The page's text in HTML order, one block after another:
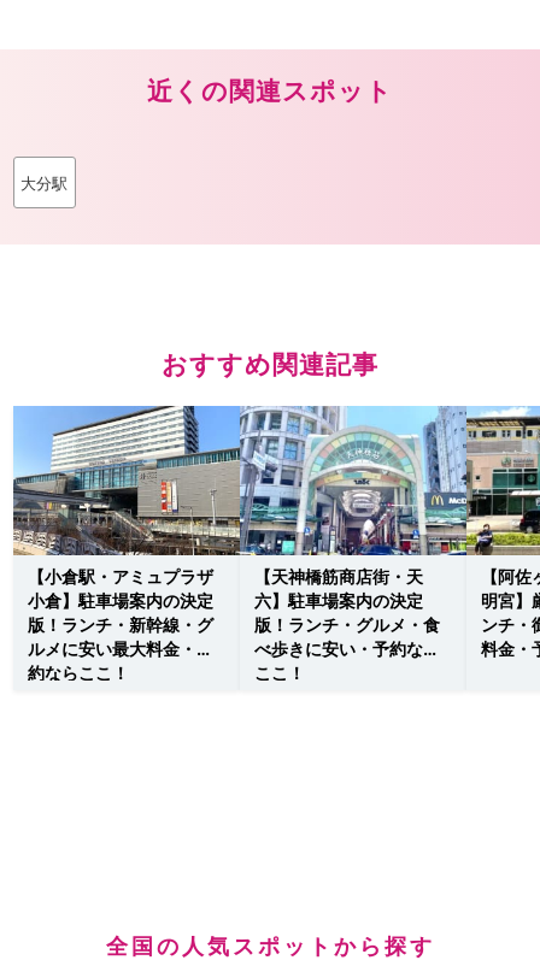
近くの関連スポット
大分駅
おすすめ関連記事
【小倉駅・アミュプラザ
小倉】駐車場案内の決定
版！ランチ・新幹線・グ
ルメに安い最大料金・予
約ならここ！
【天神橋筋商店街・天
六】駐車場案内の決定
版！ランチ・グルメ・食
べ歩きに安い・予約なら
ここ！
【阿
明宮】
ンチ・
料金・
全国の人気スポットから探す